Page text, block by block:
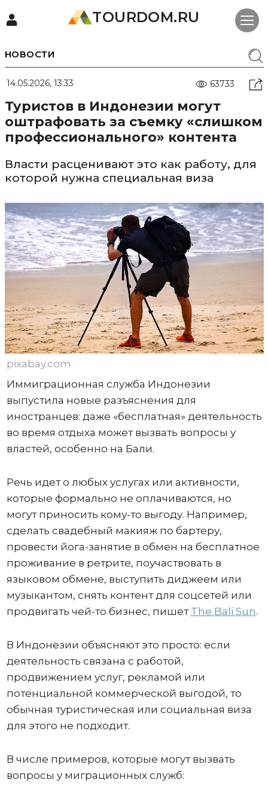
TOURDOM.RU
НОВОСТИ
14.05.2026, 13:33 63733
Туристов в Индонезии могут
оштрафовать за съемку «слишком
профессионального» контента
Власти расценивают это как работу, для
которой нужна специальная виза
pixabay.com
Иммиграционная служба Индонезии
выпустила новые разъяснения для
иностранцев: даже «бесплатная» деятельность
во время отдыха может вызвать вопросы у
властей, особенно на Бали.
Речь идет о любых услугах или активности,
которые формально не оплачиваются, но
могут приносить кому-то выгоду. Например,
сделать свадебный макияж по бартеру,
провести йога-занятие в обмен на бесплатное
проживание в ретрите, поучаствовать в
языковом обмене, выступить диджеем или
музыкантом, снять контент для соцсетей или
продвигать чей-то бизнес, пишет The Bali Sun.
В Индонезии объясняют это просто: если
деятельность связана с работой,
продвижением услуг, рекламой или
потенциальной коммерческой выгодой, то
обычная туристическая или социальная виза
для этого не подходит.
В числе примеров, которые могут вызвать
вопросы у миграционных служб: